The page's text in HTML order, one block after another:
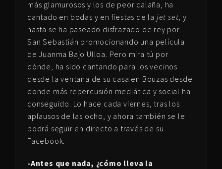
más glamurosos y los de peor calaña, ha
cantado en bodas y en fiestas de la jet set, y
hasta se ha paseado disfrazado de rey por
San Sebastián promocionando una película
de Juanma Bajo Ulloa. Pero mira tú por
dónde, ha sido cantando para los vecinos
desde la ventana de su casa en Bouzas desde
donde más repercusión mediática y social ha
conseguido. Lo hace cada viernes, tras los
aplausos de las ocho, y ahora también se le
podrá seguir en directo a través de su
Facebook.
-Antes que nada, ¿cómo lleva la